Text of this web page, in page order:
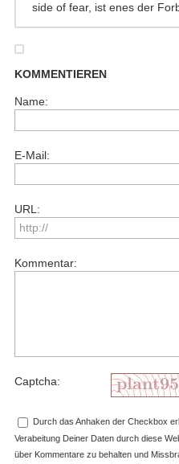
side of fear, ist enes der
KOMMENTIEREN
Name:
E-Mail:
URL:
Kommentar:
Captcha:
Durch das Anhaken der Checkbox
Verabeitung Deiner Daten durch diese
über Kommentare zu behalten und